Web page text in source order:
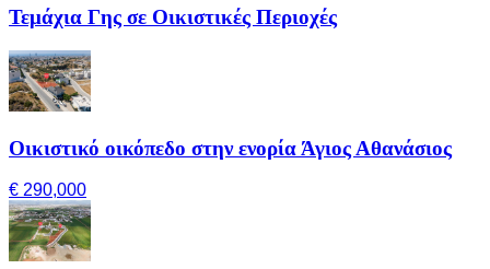
Τεμάχια Γης σε Οικιστικές Περιοχές
Οικιστικό οικόπεδο στην ενορία Άγιος Αθανάσιος
€ 290,000